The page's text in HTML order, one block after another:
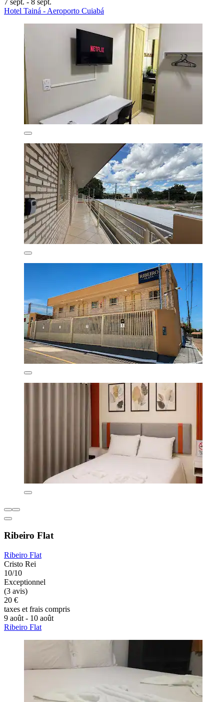
7 sept. - 8 sept.
Hotel Tainá - Aeroporto Cuiabá
Ribeiro Flat
Ribeiro Flat
Cristo Rei
10/10
Exceptionnel
(3 avis)
20 €
taxes et frais compris
9 août - 10 août
Ribeiro Flat